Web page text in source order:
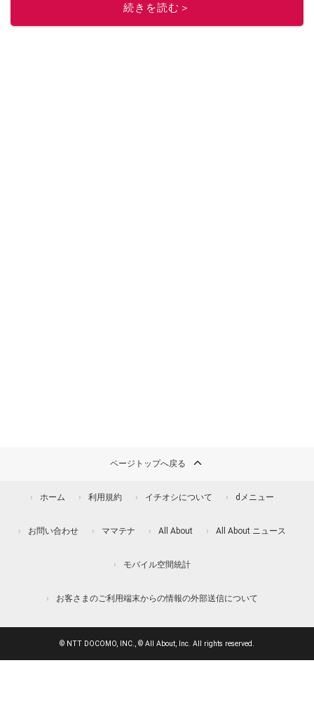
続きを読む＞
ページトップへ戻る
ホーム 利用規約 イチオシについて dメニュー
お問い合わせ ママテナ All About All About ニュース
モバイル空間統計
お客さまのご利用端末からの情報の外部送信について
© NTT DOCOMO, INC., © All About, Inc. All rights reserved.